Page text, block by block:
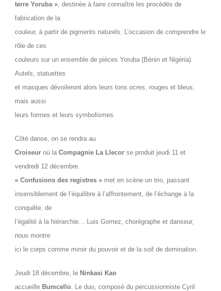
terre Yoruba », destinée à faire connaître les procédés de
fabrication de la
couleur, à partir de pigments naturels. L’occasion de comprendre le
rôle de ces
couleurs sur un ensemble de pièces Yoruba (Bénin et Nigéria).
Autels, statuettes
et masques dévoileront alors leurs tons ocres, rouges et bleus,
mais aussi
leurs formes et leurs symbolismes.
Côté danse, on se rendra au
Croiseur où la Compagnie La Llecor se produit jeudi 11 et
vendredi 12 décembre.
« Confusions des registres » met en scène un trio, passant
insensiblement de l’équilibre à l’affrontement, de l’échange à la
conquête, de
l’égalité à la hiérarchie… Luis Gomez, chorégraphe et danseur,
nous montre
ici le corps comme miroir du pouvoir et de la soif de domination.
Jeudi 18 décembre, le Ninkasi Kao
accueille Bumcello. Le duo, composé du percussionniste Cyril